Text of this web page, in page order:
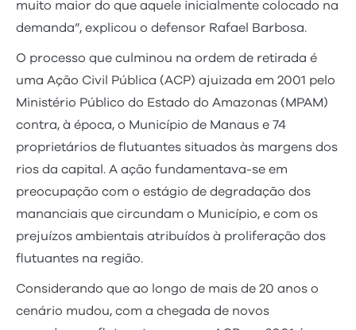
muito maior do que aquele inicialmente colocado na
demanda”, explicou o defensor Rafael Barbosa.
O processo que culminou na ordem de retirada é
uma Ação Civil Pública (ACP) ajuizada em 2001 pelo
Ministério Público do Estado do Amazonas (MPAM)
contra, à época, o Município de Manaus e 74
proprietários de flutuantes situados às margens dos
rios da capital. A ação fundamentava-se em
preocupação com o estágio de degradação dos
mananciais que circundam o Município, e com os
prejuízos ambientais atribuídos à proliferação dos
flutuantes na região.
Considerando que ao longo de mais de 20 anos o
cenário mudou, com a chegada de novos